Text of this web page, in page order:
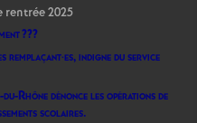
2025
???
remplaçant·es, indigne du service
Rhône dénonce les opérations de
scolaires.